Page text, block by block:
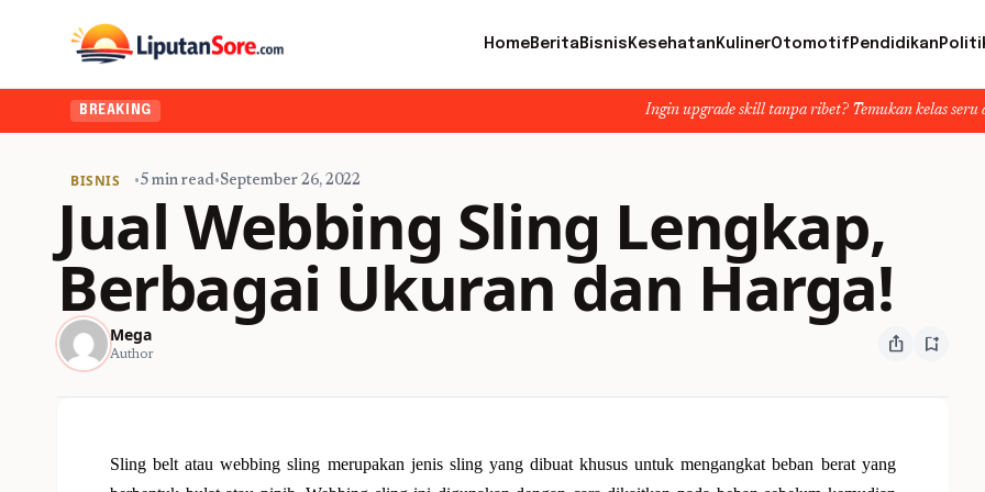
HomeBerita Bisnis Kesehatan KulinerOtomotif Pendidikan
BREAKING Ingin upgrade skill tanpa ribet? Temukan kelas seru dan
BISNIS •5 min read•September 26, 2022
Jual Webbing Sling Lengkap,
Berbagai Ukuran dan Harga!
Mega
Author ios_share bookmark_add
Sling belt atau webbing sling merupakan jenis sling yang dibuat khusus untuk mengangkat beban berat yang